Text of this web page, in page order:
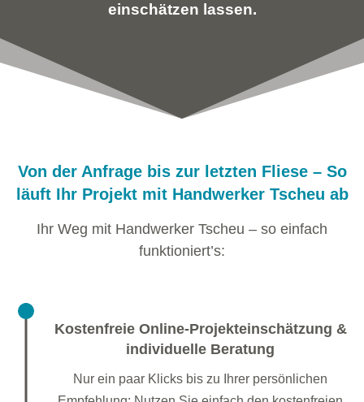
einschätzen lassen.
Von der Anfrage bis zur letzten Fliese – So
läuft Ihr Projekt mit Handwerker Tscheu ab
Ihr Weg mit Handwerker Tscheu – so einfach
funktioniert’s:
Kostenfreie Online-Projekteinschätzung &
individuelle Beratung
Nur ein paar Klicks bis zu Ihrer persönlichen